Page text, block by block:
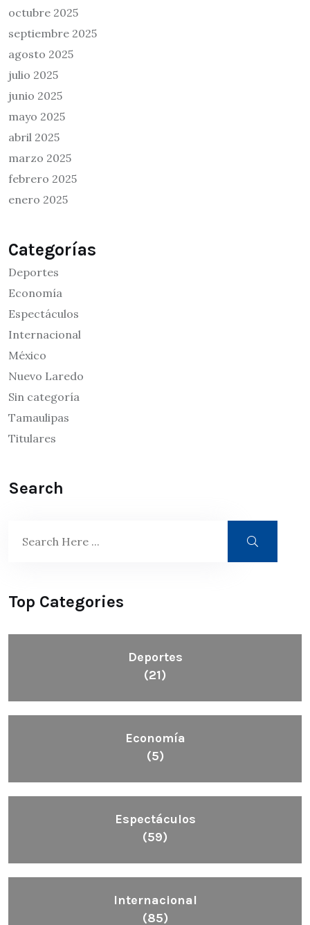
octubre 2025
septiembre 2025
agosto 2025
julio 2025
junio 2025
mayo 2025
abril 2025
marzo 2025
febrero 2025
enero 2025
Categorías
Deportes
Economía
Espectáculos
Internacional
México
Nuevo Laredo
Sin categoría
Tamaulipas
Titulares
Search
Top Categories
Deportes
(21)
Economía
(5)
Espectáculos
(59)
Internacional
(85)